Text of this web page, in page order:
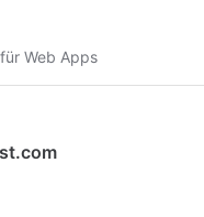
Web Apps